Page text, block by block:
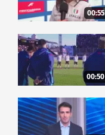
00:55
00:50